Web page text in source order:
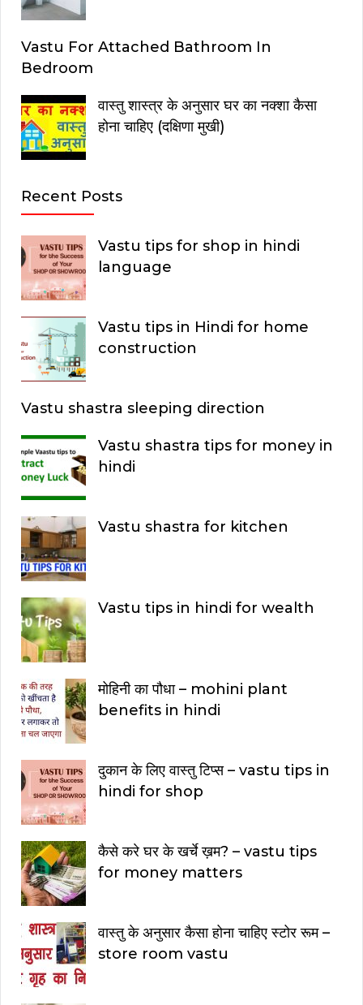
Vastu For Attached Bathroom In
Bedroom
वास्तु शास्त्र के अनुसार घर का नक्शा कैसा
होना चाहिए (दक्षिणा मुखी)
Recent Posts
Vastu tips for shop in hindi
language
Vastu tips in Hindi for home
construction
Vastu shastra sleeping direction
Vastu shastra tips for money in
hindi
Vastu shastra for kitchen
Vastu tips in hindi for wealth
मोहिनी का पौधा – mohini plant
benefits in hindi
दुकान के लिए वास्तु टिप्स – vastu tips in
hindi for shop
कैसे करे घर के खर्चे ख़म? – vastu tips
for money matters
वास्तु के अनुसार कैसा होना चाहिए स्टोर रूम –
store room vastu